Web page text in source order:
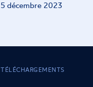
5 décembre 2023
TÉLÉCHARGEMENTS